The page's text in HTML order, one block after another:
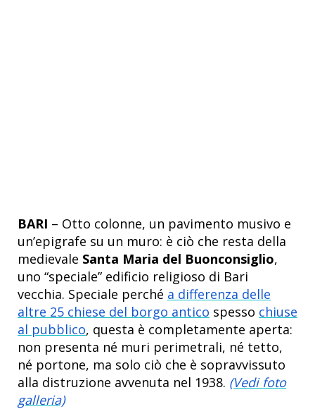
BARI – Otto colonne, un pavimento musivo e
un’epigrafe su un muro: è ciò che resta della
medievale Santa Maria del Buonconsiglio,
uno “speciale” edificio religioso di Bari
vecchia. Speciale perché a differenza delle
altre 25 chiese del borgo antico spesso chiuse
al pubblico, questa è completamente aperta:
non presenta né muri perimetrali, né tetto,
né portone, ma solo ciò che è sopravvissuto
alla distruzione avvenuta nel 1938. (Vedi foto
galleria)